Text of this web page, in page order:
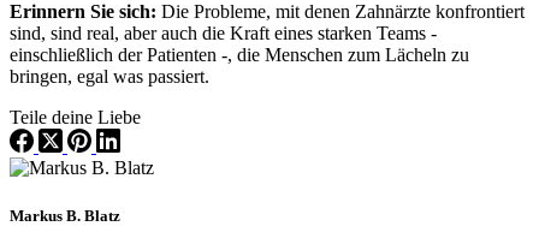
Erinnern Sie sich: Die Probleme, mit denen Zahnärzte konfrontiert
sind, sind real, aber auch die Kraft eines starken Teams -
einschließlich der Patienten -, die Menschen zum Lächeln zu
bringen, egal was passiert.
Teile deine Liebe
Markus B. Blatz